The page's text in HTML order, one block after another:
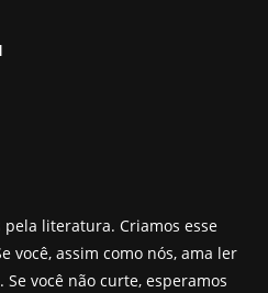
pela literatura. Criamos esse
você, assim como nós, ama ler
você não curte, esperamos